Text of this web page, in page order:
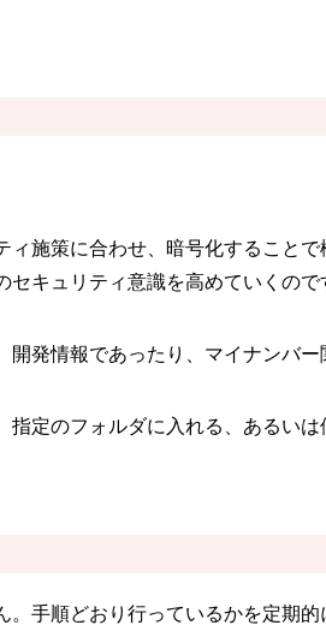
施策に合わせ、暗号化すること
キュリティ意識を高めていくので
発情報であったり、マイナンバー
定のフォルダに入れる、あるい
手順どおり行っているかを定期